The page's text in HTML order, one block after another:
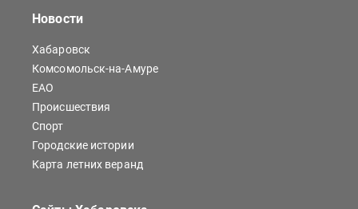
Новости
Хабаровск
Комсомольск-на-Амуре
ЕАО
Происшествия
Спорт
Городские истории
Карта летних веранд